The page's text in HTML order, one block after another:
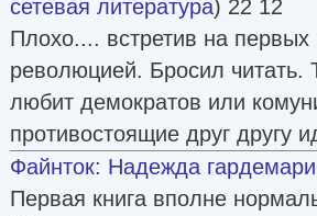
сетевая литература) 22 12
Плохо.... встретив на первых
революцией. Бросил читать.
любит демократов или
противостоящие друг другу
Файнток: Надежда
Первая книга вполне